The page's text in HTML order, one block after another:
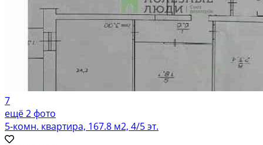
7
ещё 2 фото
5-комн. квартира, 167.8 м2, 4/5 эт.